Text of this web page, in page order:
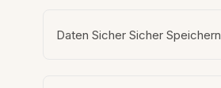
Daten Sicher Sicher Speichern